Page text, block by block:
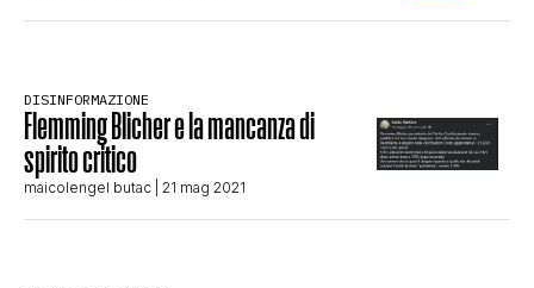
DISINFORMAZIONE
Flemming Blicher e la mancanza di
spirito critico
maicolengel butac | 21 mag 2021